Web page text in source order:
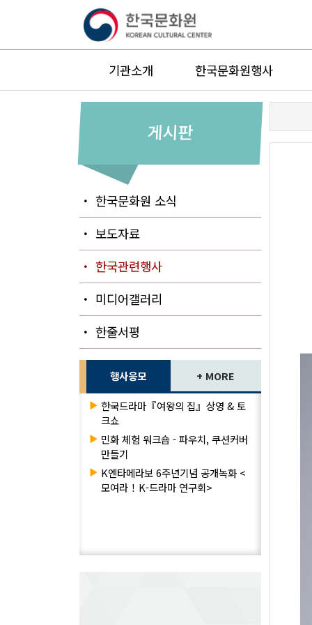
기관소개 한국문화원행사
게시판
・ 한국문화원 소식
・ 보도자료
・ 한국관련행사
・ 미디어갤러리
・ 한줄서평
행사응모 + MORE
▶ 한국드라마『여왕의 집』상영 & 토
크쇼
▶ 민화 체험 워크숍 - 파우치, 쿠션커버
만들기
▶ K엔타메라보 6주년기념 공개녹화 <
모여라！K-드라마 연구회>